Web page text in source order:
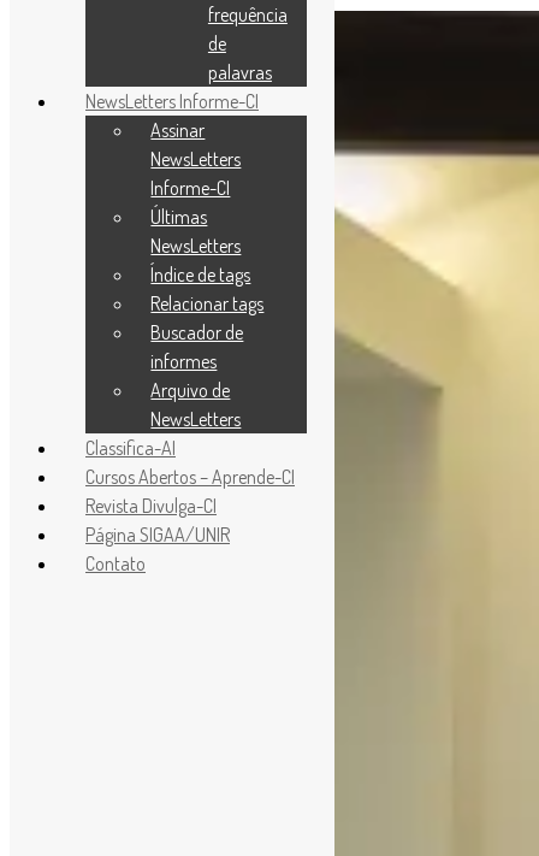
frequência
de
palavras
NewsLetters Informe-CI
Assinar
NewsLetters
Informe-CI
Últimas
NewsLetters
Índice de tags
Relacionar tags
Buscador de
informes
Arquivo de
NewsLetters
Classifica-AI
Cursos Abertos – Aprende-CI
Revista Divulga-CI
Página SIGAA/UNIR
Contato